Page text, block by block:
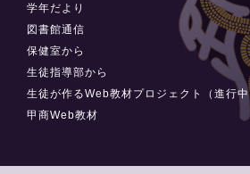
学年だより
図書館通信
保健室から
生徒指導部から
生徒が作るWeb教材プロジェクト（進行
甲商Web教材